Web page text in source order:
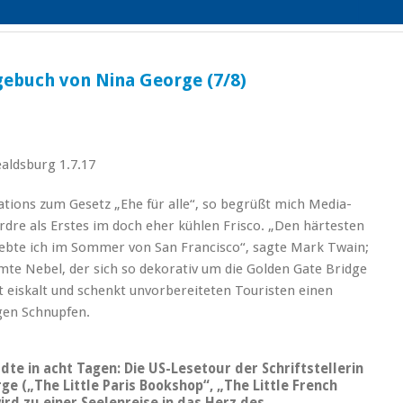
von Nina George (7/8)
1.7.17
zum Gesetz „Ehe für alle“, so begrüßt mich Media-
als Erstes im doch eher kühlen Frisco. „Den härtesten
ich im Sommer von San Francisco“, sagte Mark Twain;
Nebel, der sich so dekorativ um die Golden Gate Bridge
eiskalt und schenkt unvorbereiteten Touristen einen
Schnupfen.
in acht Tagen: Die US-Lesetour der Schriftstellerin
(„The Little Paris Bookshop“, „The Little French